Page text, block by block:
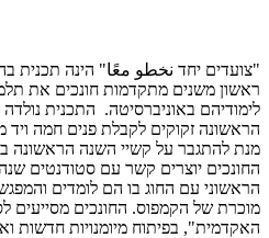
"צועדים יחד نخطو معًا" הינה תכנית
ראשון משנים מתקדמות חונכים את
לימודיהם באוניברסיטה. התכנית
הראשונה זקוקים לקבלת פנים חמה ויד
מנת להתגבר על קשיי השנה הראשונה
החונכים יוצרים קשר עם סטודנטים
הראשוני עם החוג בו הם לומדים
מוכרת של הקמפוס. החונכים מסייעים
האקדמית", בפיתוח מיומנויות חדשות